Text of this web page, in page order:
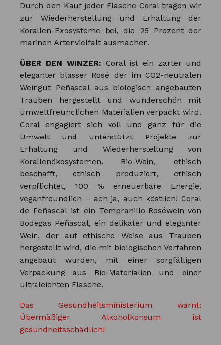
Durch den Kauf jeder Flasche Coral tragen wir
zur Wiederherstellung und Erhaltung der
Korallen-Exosysteme bei, die 25 Prozent der
marinen Artenvielfalt ausmachen.
ÜBER DEN WINZER: Coral ist ein zarter und
eleganter blasser Rosé, der im CO2-neutralen
Weingut Peñascal aus biologisch angebauten
Trauben hergestellt und wunderschön mit
umweltfreundlichen Materialien verpackt wird.
Coral engagiert sich voll und ganz für die
Umwelt und unterstützt Projekte zur
Erhaltung und Wiederherstellung von
Korallenökosystemen. Bio-Wein, ethisch
beschafft, ethisch produziert, ethisch
verpflichtet, 100 % erneuerbare Energie,
veganfreundlich – ach ja, auch köstlich! Coral
de Peñascal ist ein Tempranillo-Roséwein von
Bodegas Peñascal, ein delikater und eleganter
Wein, der auf ethische Weise aus Trauben
hergestellt wird, die mit biologischen Verfahren
angebaut wurden, mit einer sorgfältigen
Verpackung aus Bio-Materialien und einer
ultraleichten Flasche.
Das Gesundheitsministerium warnt:
Übermäßiger Alkoholkonsum ist
gesundheitsschädlich!